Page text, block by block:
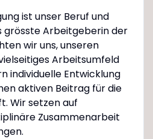
ist unser Beruf und
grösste Arbeitgeberin der
wir uns, unseren
Arbeitsumfeld
individuelle Entwicklung
aktiven Beitrag für die
Wir setzen auf
Zusammenarbeit